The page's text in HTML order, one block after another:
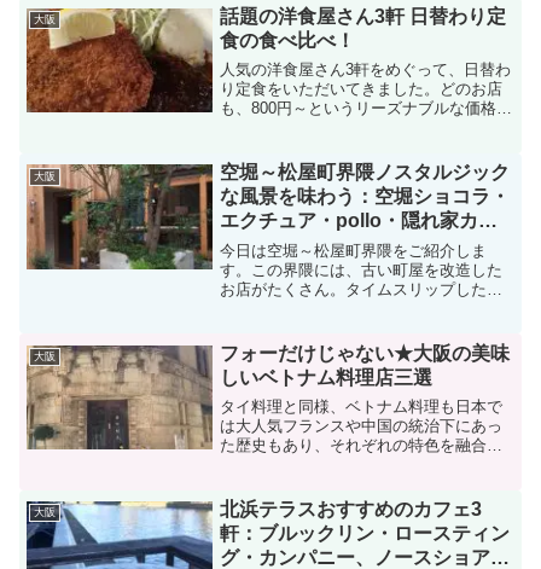
目を左に入るとすぐ右手にあるカレーシ
ョップ。このカレーシ...
大阪
話題の洋食屋さん3軒 日替わり定
食の食べ比べ！
人気の洋食屋さん3軒をめぐって、日替わ
り定食をいただいてきました。どのお店
も、800円～というリーズナブルな価格。
なし。洋食屋さんといっても、お店によ
って雰囲気やお料理...
大阪
空堀～松屋町界隈ノスタルジック
な風景を味わう：空堀ショコラ・
エクチュア・pollo・隠れ家カフ
ェ杏
今日は空堀～松屋町界隈をご紹介しま
す。この界隈には、古い町屋を改造した
お店がたくさん。タイムスリップした気
ば。空堀商店街谷町６丁目駅４番出口を
出て、右に歩くと、空堀商店...
大阪
フォーだけじゃない★大阪の美味
しいベトナム料理店三選
タイ料理と同様、ベトナム料理も日本で
は大人気フランスや中国の統治下にあっ
た歴史もあり、それぞれの特色を融合さ
パクチーなどの食材からは、アジアンテ
イストを存分に楽しめます...
大阪
北浜テラスおすすめのカフェ3
軒：ブルックリン・ロースティン
グ・カンパニー、ノースショア、